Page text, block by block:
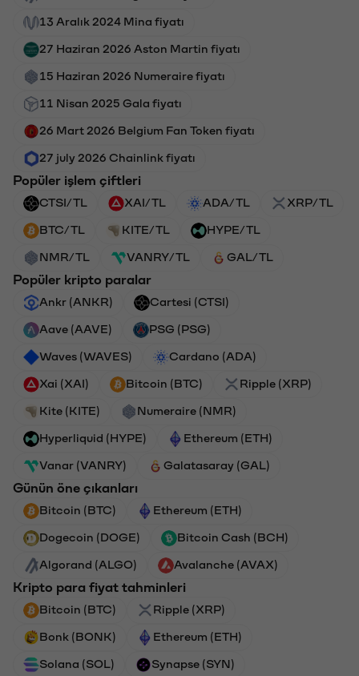
13 Aralık 2024 Mina fiyatı
27 Haziran 2026 Aston Martin fiyatı
15 Haziran 2026 Numeraire fiyatı
11 Nisan 2025 Gala fiyatı
26 Mart 2026 Belgium Fan Token fiyatı
27 july 2026 Chainlink fiyatı
Popüler işlem çiftleri
CTSI/TL XAI/TL ADA/TL XRP/TL
BTC/TL KITE/TL HYPE/TL
NMR/TL VANRY/TL GAL/TL
Popüler kripto paralar
Ankr (ANKR) Cartesi (CTSI)
Aave (AAVE) PSG (PSG)
Waves (WAVES) Cardano (ADA)
Xai (XAI) Bitcoin (BTC) Ripple (XRP)
Kite (KITE) Numeraire (NMR)
Hyperliquid (HYPE) Ethereum (ETH)
Vanar (VANRY) Galatasaray (GAL)
Günün öne çıkanları
Bitcoin (BTC) Ethereum (ETH)
Dogecoin (DOGE) Bitcoin Cash (BCH)
Algorand (ALGO) Avalanche (AVAX)
Kripto para fiyat tahminleri
Bitcoin (BTC) Ripple (XRP)
Bonk (BONK) Ethereum (ETH)
Solana (SOL) Synapse (SYN)